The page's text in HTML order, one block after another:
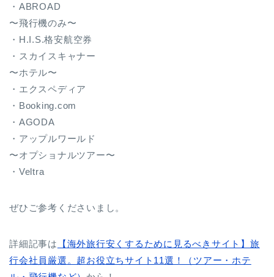
・ABROAD
〜飛行機のみ〜
・H.I.S.格安航空券
・スカイスキャナー
〜ホテル〜
・エクスペディア
・Booking.com
・AGODA
・アップルワールド
〜オプショナルツアー〜
・Veltra
ぜひご参考くださいまし。
詳細記事は
【海外旅行安くするために見るべきサイト】旅
行会社員厳選。超お役立ちサイト11選！（ツアー・ホテ